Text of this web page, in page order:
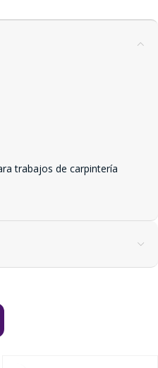
trabajos de carpintería